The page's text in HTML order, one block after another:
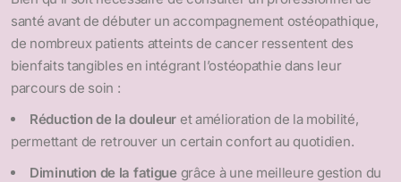
santé avant de débuter un accompagnement ostéopathique,
de nombreux patients atteints de cancer ressentent des
bienfaits tangibles en intégrant l’ostéopathie dans leur
parcours de soin :
Réduction de la douleur et amélioration de la mobilité,
permettant de retrouver un certain confort au quotidien.
Diminution de la fatiguegrâce à une meilleure gestion du